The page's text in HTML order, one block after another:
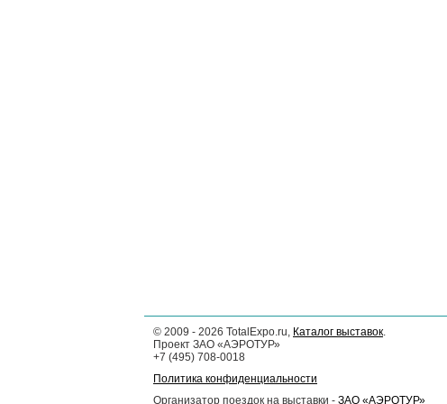
© 2009 - 2026 TotalExpo.ru, Каталог выставок.
Проект ЗАО «АЭРОТУР»
+7 (495) 708-0018
Политика конфиденциальности
Организатор поездок на выставки - ЗАО «АЭРОТУР»